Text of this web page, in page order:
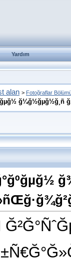
Yardım
alan > Fotoğraflar
ğ¼ğ½ğµğ½ğ¸ñ